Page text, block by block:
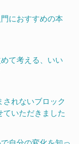
におすすめの本
て考える、いい
されないブロック
ていただきました